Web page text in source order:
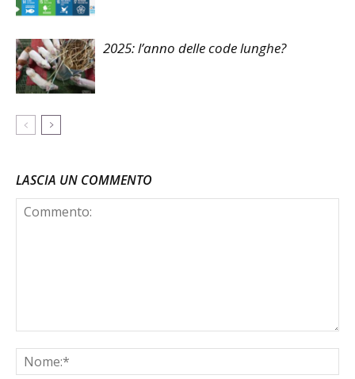
2025: l’anno delle code lunghe?
LASCIA UN COMMENTO